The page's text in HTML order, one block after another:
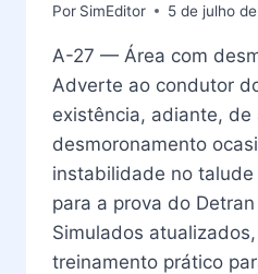
Por SimEditor 5 de julho
A-27 — Área com
Adverte ao condutor
existência, adiante, de
desmoronamento
instabilidade no
para a prova do
Simulados
treinamento prático